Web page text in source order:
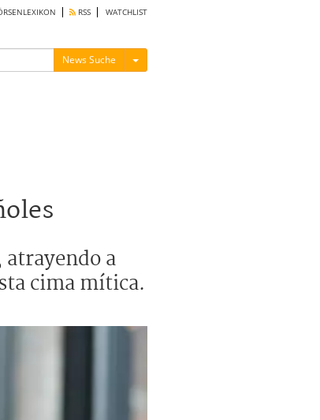
RSS WATCHLIST
News Suche Menü ein-/ausblenden
a
cima mítica.